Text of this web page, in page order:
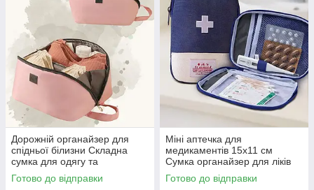
Дорожній органайзер для
спідньої білизни Складна
сумка для одягу та
шкарпеток
Готово до відправки
Міні аптечка для
медикаментів 15х11 см
Сумка органайзер для ліків
портативна аптечка для
таблеток
Готово до відправки